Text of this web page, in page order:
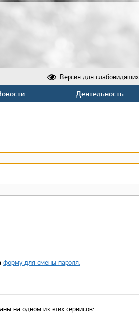
Версия для слабовидящих
Деятельность
форму для смены пароля.
на одном из этих сервисов: